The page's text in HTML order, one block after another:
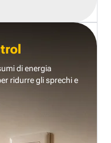
di energia
ridurre gli sprechi e